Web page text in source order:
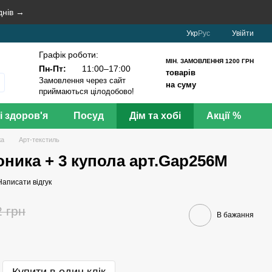
→
УкрРус Увійти
Графік роботи:
Пн-Пт:
11:00–17:00
Замовлення через сайт
приймаються цілодобово!
МІН. ЗАМОВЛЕННЯ 1200 ГРН
товарів
на суму
здоров'я Посуд Дім та хобі Акції %
Арт-текстиль
+ 3 купола арт.Gap256М
відгук
грн В бажання